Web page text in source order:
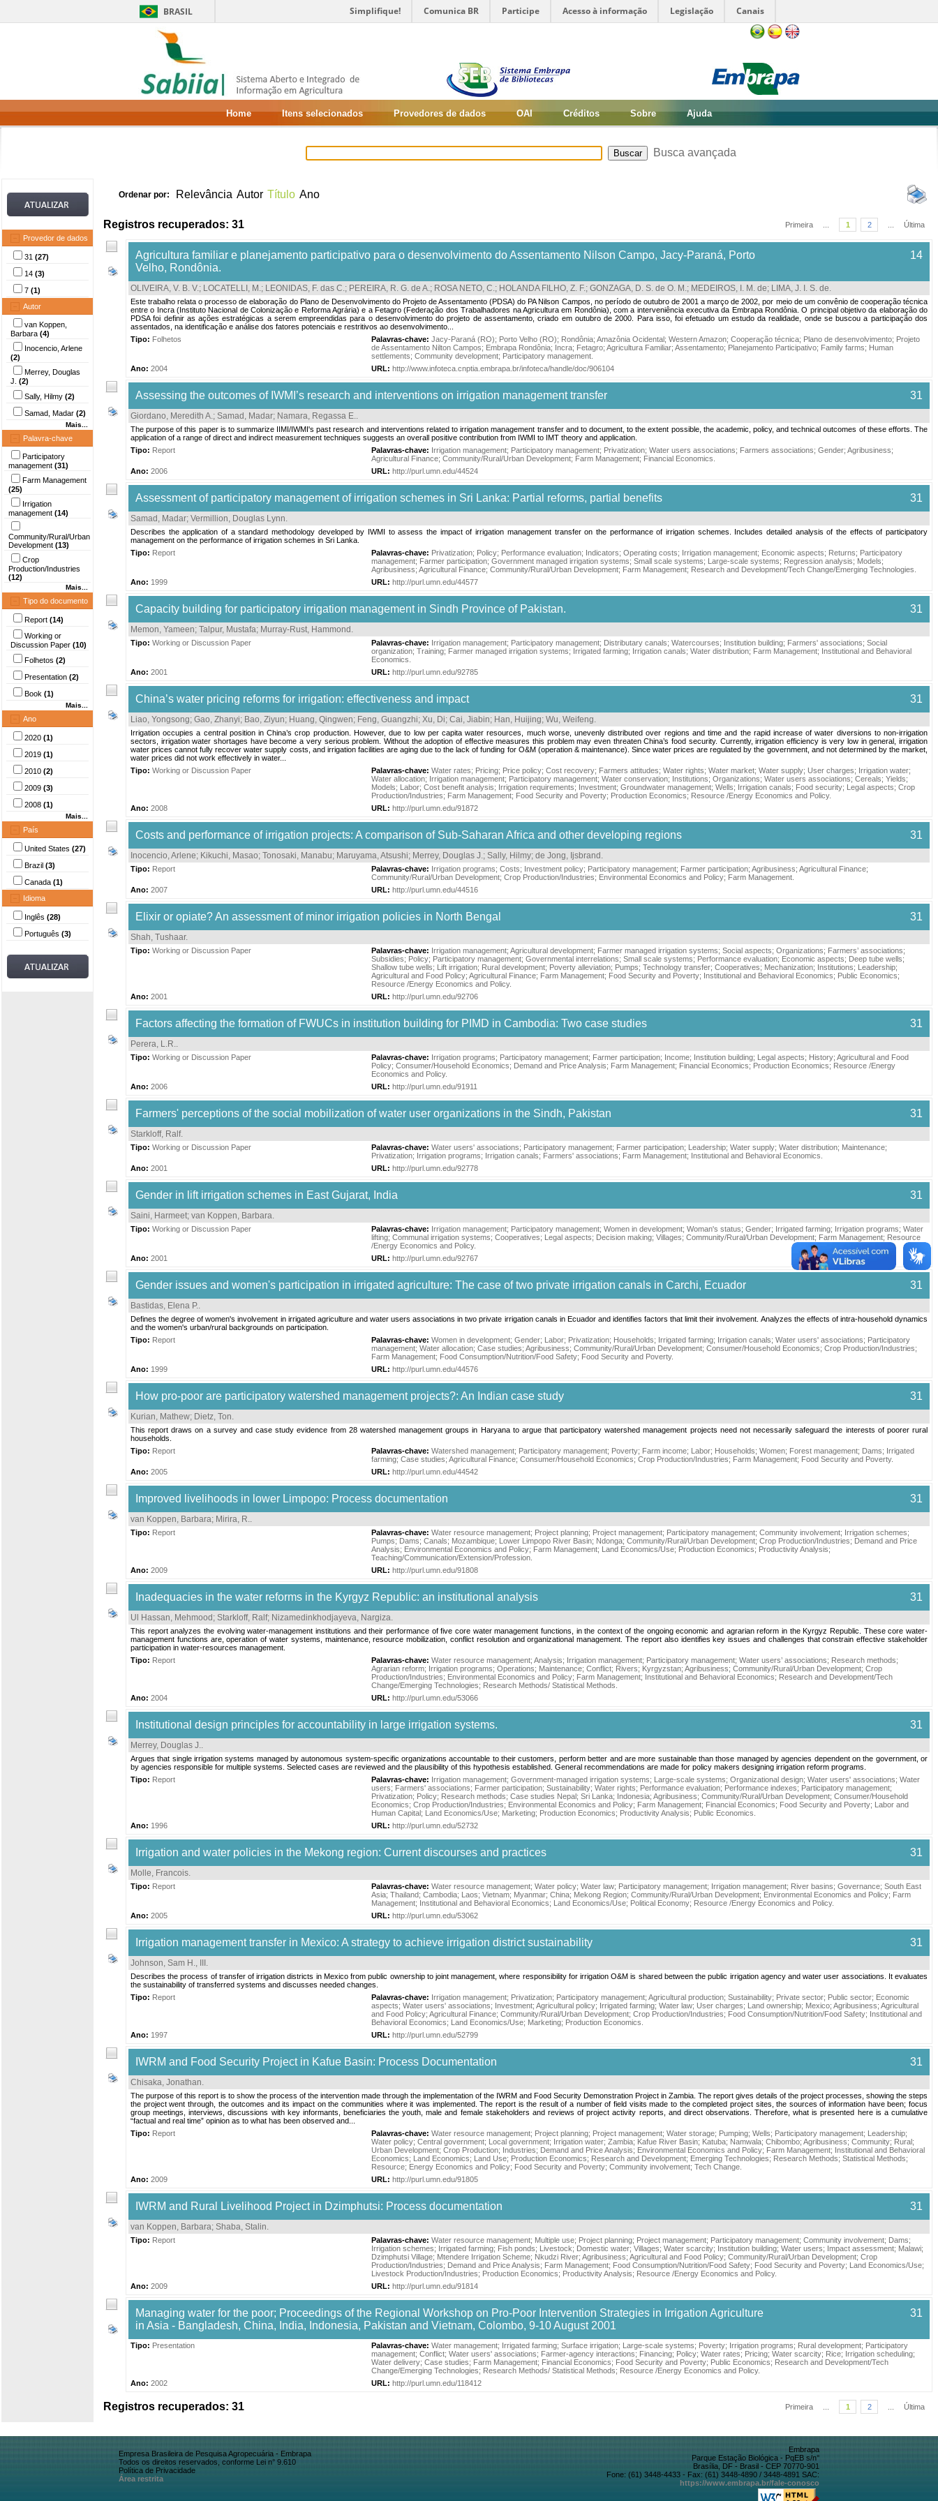
BRASIL Simplifique! Comunica BR Participe Acesso à informação Legislação Canais
Home Itens selecionados Provedores de dados OAI Créditos Sobre Ajuda
Busca avançada
Provedor de dados
31 (27)
14 (3)
7 (1)
Autor
van Koppen,
Barbara (4)
Inocencio, Arlene
(2)
Merrey, Douglas
J. (2)
Sally, Hilmy (2)
Samad, Madar (2)
Mais...
Palavra-chave
Participatory
management (31)
Farm Management
(25)
Irrigation
management (14)
Community/Rural/Urban
Development (13)
Crop
Production/Industries
(12)
Mais...
Tipo do documento
Report (14)
Working or
Discussion Paper (10)
Folhetos (2)
Presentation (2)
Book (1)
Mais...
Ano
2020 (1)
2019 (1)
2010 (2)
2009 (3)
2008 (1)
Mais...
País
United States (27)
Brazil (3)
Canada (1)
Idioma
Inglês (28)
Português (3)
Ordenar por: Relevância Autor Título Ano
Registros recuperados: 31 Primeira 1 2 Última
Agricultura familiar e planejamento participativo para o desenvolvimento do Assentamento Nilson Campo, Jacy-Paraná, Porto
Velho, Rondônia.
14
OLIVEIRA, V. B. V.; LOCATELLI, M.; LEONIDAS, F. das C.; PEREIRA, R. G. de A.; ROSA NETO, C.; HOLANDA FILHO, Z. F.; GONZAGA, D. S. de O. M.; MEDEIROS, I. M. de; LIMA, J. I. S. de.
Este trabalho relata o processo de elaboração do Plano de Desenvolvimento do Projeto de Assentamento (PDSA) do PA Nilson Campos, no período de outubro de 2001 a março de 2002, por meio de um convênio de cooperação técnica
entre o Incra (Instituto Nacional de Colonização e Reforma Agrária) e a Fetagro (Federação dos Trabalhadores na Agricultura em Rondônia), com a interveniência executiva da Embrapa Rondônia. O principal objetivo da elaboração do
PDSA foi definir as ações estratégicas a serem empreendidas para o desenvolvimento do projeto de assentamento, criado em outubro de 2000. Para isso, foi efetuado um estudo da realidade, onde se buscou a participação dos
assentados, na identificação e análise dos fatores potenciais e restritivos ao desenvolvimento...
Tipo: Folhetos Palavras-chave: Jacy-Paraná (RO); Porto Velho (RO); Rondônia; Amazônia Ocidental; Western Amazon; Cooperação técnica; Plano de desenvolvimento; Projeto
de Assentamento Nilton Campos; Embrapa Rondônia; Incra; Fetagro; Agricultura Familiar; Assentamento; Planejamento Participativo; Family farms; Human
settlements; Community development; Participatory management
Ano: 2004 URL: http://www.infoteca.cnptia.embrapa.br/infoteca/handle/doc/906104
Assessing the outcomes of IWMI’s research and interventions on irrigation management transfer 31
Giordano, Meredith A.; Samad, Madar; Namara, Regassa E..
The purpose of this paper is to summarize IIMI/IWMI's past research and interventions related to irrigation management transfer and to document, to the extent possible, the academic, policy, and technical outcomes of these efforts. The
application of a range of direct and indirect measurement techniques suggests an overall positive contribution from IWMI to IMT theory and application.
Tipo: Report Palavras-chave: Irrigation management; Participatory management; Privatization; Water users associations; Farmers associations; Gender; Agribusiness;
Agricultural Finance; Community/Rural/Urban Development; Farm Management; Financial Economics
Ano: 2006 URL: http://purl.umn.edu/44524
Assessment of participatory management of irrigation schemes in Sri Lanka: Partial reforms, partial benefits 31
Samad, Madar; Vermillion, Douglas Lynn.
Describes the application of a standard methodology developed by IWMI to assess the impact of irrigation management transfer on the performance of irrigation schemes. Includes detailed analysis of the effects of participatory
management on the performance of irrigation schemes in Sri Lanka.
Tipo: Report Palavras-chave: Privatization; Policy; Performance evaluation; Indicators; Operating costs; Irrigation management; Economic aspects; Returns; Participatory
management; Farmer participation; Government managed irrigation systems; Small scale systems; Large-scale systems; Regression analysis; Models;
Agribusiness; Agricultural Finance; Community/Rural/Urban Development; Farm Management; Research and Development/Tech Change/Emerging Technologies
Ano: 1999 URL: http://purl.umn.edu/44577
Capacity building for participatory irrigation management in Sindh Province of Pakistan. 31
Memon, Yameen; Talpur, Mustafa; Murray-Rust, Hammond .
Tipo: Working or Discussion Paper Palavras-chave: Irrigation management; Participatory management; Distributary canals; Watercourses; Institution building; Farmers' associations; Social
organization; Training; Farmer managed irrigation systems; Irrigated farming; Irrigation canals; Water distribution; Farm Management; Institutional and Behavioral
Economics
Ano: 2001 URL: http://purl.umn.edu/92785
China’s water pricing reforms for irrigation: effectiveness and impact 31
Liao, Yongsong; Gao, Zhanyi; Bao, Ziyun; Huang, Qingwen; Feng, Guangzhi; Xu, Di; Cai, Jiabin; Han, Huijing; Wu, Weifeng.
Irrigation occupies a central position in China’s crop production. However, due to low per capita water resources, much worse, unevenly distributed over regions and time and the rapid increase of water diversions to non-irrigation
sectors, irrigation water shortages have become a very serious problem. Without the adoption of effective measures this problem may even threaten China’s food security. Currently, irrigation efficiency is very low in general, irrigation
water prices cannot fully recover water supply costs, and irrigation facilities are aging due to the lack of funding for O&M (operation & maintenance). Since water prices are regulated by the government, and not determined by the market,
water prices did not work effectively in water...
Tipo: Working or Discussion Paper Palavras-chave: Water rates; Pricing; Price policy; Cost recovery; Farmers attitudes; Water rights; Water market; Water supply; User charges; Irrigation water;
Water allocation; Irrigation management; Participatory management; Water conservation; Institutions; Organizations; Water users associations; Cereals; Yields;
Models; Labor; Cost benefit analysis; Irrigation requirements; Investment; Groundwater management; Wells; Irrigation canals; Food security; Legal aspects; Crop
Production/Industries; Farm Management; Food Security and Poverty; Production Economics; Resource /Energy Economics and Policy.
Ano: 2008 URL: http://purl.umn.edu/91872
Costs and performance of irrigation projects: A comparison of Sub-Saharan Africa and other developing regions 31
Inocencio, Arlene; Kikuchi, Masao; Tonosaki, Manabu; Maruyama, Atsushi; Merrey, Douglas J.; Sally, Hilmy; de Jong, Ijsbrand .
Tipo: Report Palavras-chave: Irrigation programs; Costs; Investment policy; Participatory management; Farmer participation; Agribusiness; Agricultural Finance;
Community/Rural/Urban Development; Crop Production/Industries; Environmental Economics and Policy; Farm Management
Ano: 2007 URL: http://purl.umn.edu/44516
Elixir or opiate? An assessment of minor irrigation policies in North Bengal 31
Shah, Tushaar.
Tipo: Working or Discussion Paper Palavras-chave: Irrigation management; Agricultural development; Farmer managed irrigation systems; Social aspects; Organizations; Farmers’ associations;
Subsidies; Policy; Participatory management; Governmental interrelations; Small scale systems; Performance evaluation; Economic aspects; Deep tube wells;
Shallow tube wells; Lift irrigation; Rural development; Poverty alleviation; Pumps; Technology transfer; Cooperatives; Mechanization; Institutions; Leadership;
Agricultural and Food Policy; Agricultural Finance; Farm Management; Food Security and Poverty; Institutional and Behavioral Economics; Public Economics;
Resource /Energy Economics and Policy.
Ano: 2001 URL: http://purl.umn.edu/92706
Factors affecting the formation of FWUCs in institution building for PIMD in Cambodia: Two case studies 31
Perera, L.R..
Tipo: Working or Discussion Paper Palavras-chave: Irrigation programs; Participatory management; Farmer participation; Income; Institution building; Legal aspects; History; Agricultural and Food
Policy; Consumer/Household Economics; Demand and Price Analysis; Farm Management; Financial Economics; Production Economics; Resource /Energy
Economics and Policy.
Ano: 2006 URL: http://purl.umn.edu/91911
Farmers' perceptions of the social mobilization of water user organizations in the Sindh, Pakistan 31
Starkloff, Ralf.
Tipo: Working or Discussion Paper Palavras-chave: Water users' associations; Participatory management; Farmer participation; Leadership; Water supply; Water distribution; Maintenance;
Privatization; Irrigation programs; Irrigation canals; Farmers' associations; Farm Management; Institutional and Behavioral Economics
Ano: 2001 URL: http://purl.umn.edu/92778
Gender in lift irrigation schemes in East Gujarat, India 31
Saini, Harmeet; van Koppen, Barbara.
Tipo: Working or Discussion Paper Palavras-chave: Irrigation management; Participatory management; Women in development; Woman's status; Gender; Irrigated farming; Irrigation programs; Water
lifting; Communal irrigation systems; Cooperatives; Legal aspects; Decision making; Villages; Community/Rural/Urban Development; Farm Management; Resource
/Energy Economics and Policy.
Ano: 2001 URL: http://purl.umn.edu/92767
Gender issues and women's participation in irrigated agriculture: The case of two private irrigation canals in Carchi, Ecuador 31
Bastidas, Elena P..
Defines the degree of women's involvement in irrigated agriculture and water users associations in two private irrigation canals in Ecuador and identifies factors that limit their involvement. Analyzes the effects of intra-household dynamics
and the women's urban/rural backgrounds on participation.
Tipo: Report Palavras-chave: Women in development; Gender; Labor; Privatization; Households; Irrigated farming; Irrigation canals; Water users' associations; Participatory
management; Water allocation; Case studies; Agribusiness; Community/Rural/Urban Development; Consumer/Household Economics; Crop Production/Industries;
Farm Management; Food Consumption/Nutrition/Food Safety; Food Security and Poverty.
Ano: 1999 URL: http://purl.umn.edu/44576
How pro-poor are participatory watershed management projects?: An Indian case study 31
Kurian, Mathew; Dietz, Ton.
This report draws on a survey and case study evidence from 28 watershed management groups in Haryana to argue that participatory watershed management projects need not necessarily safeguard the interests of poorer rural
households.
Tipo: Report Palavras-chave: Watershed management; Participatory management; Poverty; Farm income; Labor; Households; Women; Forest management; Dams; Irrigated
farming; Case studies; Agricultural Finance; Consumer/Household Economics; Crop Production/Industries; Farm Management; Food Security and Poverty.
Ano: 2005 URL: http://purl.umn.edu/44542
Improved livelihoods in lower Limpopo: Process documentation 31
van Koppen, Barbara; Mirira, R..
Tipo: Report Palavras-chave: Water resource management; Project planning; Project management; Participatory management; Community involvement; Irrigation schemes;
Pumps; Dams; Canals; Mozambique; Lower Limpopo River Basin; Ndonga; Community/Rural/Urban Development; Crop Production/Industries; Demand and Price
Analysis; Environmental Economics and Policy; Farm Management; Land Economics/Use; Production Economics; Productivity Analysis;
Teaching/Communication/Extension/Profession
Ano: 2009 URL: http://purl.umn.edu/91808
Inadequacies in the water reforms in the Kyrgyz Republic: an institutional analysis 31
Ul Hassan, Mehmood ; Starkloff, Ralf; Nizamedinkhodjayeva, Nargiza.
This report analyzes the evolving water-management institutions and their performance of five core water management functions, in the context of the ongoing economic and agrarian reform in the Kyrgyz Republic. These core water-
management functions are, operation of water systems, maintenance, resource mobilization, conflict resolution and organizational management. The report also identifies key issues and challenges that constrain effective stakeholder
participation in water-resources management.
Tipo: Report Palavras-chave: Water resource management; Analysis; Irrigation management; Participatory management; Water users’ associations; Research methods;
Agrarian reform; Irrigation programs; Operations; Maintenance; Conflict; Rivers; Kyrgyzstan; Agribusiness; Community/Rural/Urban Development; Crop
Production/Industries; Environmental Economics and Policy; Farm Management; Institutional and Behavioral Economics; Research and Development/Tech
Change/Emerging Technologies; Research Methods/ Statistical Methods
Ano: 2004 URL: http://purl.umn.edu/53066
Institutional design principles for accountability in large irrigation systems. 31
Merrey, Douglas J..
Argues that single irrigation systems managed by autonomous system-specific organizations accountable to their customers, perform better and are more sustainable than those managed by agencies dependent on the government, or
by agencies responsible for multiple systems. Selected cases are reviewed and the plausibility of this hypothesis established. General recommendations are made for policy makers designing irrigation reform programs.
Tipo: Report Palavras-chave: Irrigation management; Government-managed irrigation systems; Large-scale systems; Organizational design; Water users' associations; Water
users; Farmers' associations; Farmer participation; Sustainability; Water rights; Performance evaluation; Performance indexes; Participatory management;
Privatization; Policy; Research methods; Case studies Nepal; Sri Lanka; Indonesia; Agribusiness; Community/Rural/Urban Development; Consumer/Household
Economics; Crop Production/Industries; Environmental Economics and Policy; Farm Management; Financial Economics; Food Security and Poverty; Labor and
Human Capital; Land Economics/Use; Marketing; Production Economics; Productivity Analysis; Public Economics
Ano: 1996 URL: http://purl.umn.edu/52732
Irrigation and water policies in the Mekong region: Current discourses and practices 31
Molle, Francois.
Tipo: Report Palavras-chave: Water resource management; Water policy; Water law; Participatory management; Irrigation management; River basins; Governance; South East
Asia; Thailand; Cambodia; Laos; Vietnam; Myanmar; China; Mekong Region; Community/Rural/Urban Development; Environmental Economics and Policy; Farm
Management; Institutional and Behavioral Economics; Land Economics/Use; Political Economy; Resource /Energy Economics and Policy.
Ano: 2005 URL: http://purl.umn.edu/53062
Irrigation management transfer in Mexico: A strategy to achieve irrigation district sustainability 31
Johnson, Sam H., III .
Describes the process of transfer of irrigation districts in Mexico from public ownership to joint management, where responsibility for irrigation O&M is shared between the public irrigation agency and water user associations. It evaluates
the sustainability of transferred systems and discusses needed changes.
Tipo: Report Palavras-chave: Irrigation management; Privatization; Participatory management; Agricultural production; Sustainability; Private sector; Public sector; Economic
aspects; Water users' associations; Investment; Agricultural policy; Irrigated farming; Water law; User charges; Land ownership; Mexico; Agribusiness; Agricultural
and Food Policy; Agricultural Finance; Community/Rural/Urban Development; Crop Production/Industries; Food Consumption/Nutrition/Food Safety; Institutional and
Behavioral Economics; Land Economics/Use; Marketing; Production Economics
Ano: 1997 URL: http://purl.umn.edu/52799
IWRM and Food Security Project in Kafue Basin: Process Documentation 31
Chisaka, Jonathan.
The purpose of this report is to show the process of the intervention made through the implementation of the IWRM and Food Security Demonstration Project in Zambia. The report gives details of the project processes, showing the steps
the project went through, the outcomes and its impact on the communities where it was implemented. The report is the result of a number of field visits made to the completed project sites, the sources of information have been; focus
group meetings, interviews, discussions with key informants, beneficiaries the youth, male and female stakeholders and reviews of project activity reports, and direct observations. Therefore, what is presented here is a cumulative
“factual and real time” opinion as to what has been observed and...
Tipo: Report Palavras-chave: Water resource management; Project planning; Project management; Water storage; Pumping; Wells; Participatory management; Leadership;
Water policy; Central government; Local government; Irrigation water; Zambia; Kafue River Basin; Katuba; Namwala; Chibombo; Agribusiness; Community; Rural;
Urban Development; Crop Production; Industries; Demand and Price Analysis; Environmental Economics and Policy; Farm Management; Institutional and Behavioral
Economics; Land Economics; Land Use; Production Economics; Research and Development; Emerging Technologies; Research Methods; Statistical Methods;
Resource; Energy Economics and Policy; Food Security and Poverty; Community involvement; Tech Change
Ano: 2009 URL: http://purl.umn.edu/91805
IWRM and Rural Livelihood Project in Dzimphutsi: Process documentation 31
van Koppen, Barbara; Shaba, Stalin.
Tipo: Report Palavras-chave: Water resource management; Multiple use; Project planning; Project management; Participatory management; Community involvement; Dams;
Irrigation schemes; Irrigated farming; Fish ponds; Livestock; Domestic water; Villages; Water scarcity; Institution building; Water users; Impact assessment; Malawi;
Dzimphutsi Village; Mtendere Irrigation Scheme; Nkudzi River; Agribusiness; Agricultural and Food Policy; Community/Rural/Urban Development; Crop
Production/Industries; Demand and Price Analysis; Farm Management; Food Consumption/Nutrition/Food Safety; Food Security and Poverty; Land Economics/Use;
Livestock Production/Industries; Production Economics; Productivity Analysis; Resource /Energy Economics and Policy.
Ano: 2009 URL: http://purl.umn.edu/91814
Managing water for the poor; Proceedings of the Regional Workshop on Pro-Poor Intervention Strategies in Irrigation Agriculture
in Asia - Bangladesh, China, India, Indonesia, Pakistan and Vietnam, Colombo, 9-10 August 2001
31
Tipo: Presentation Palavras-chave: Water management; Irrigated farming; Surface irrigation; Large-scale systems; Poverty; Irrigation programs; Rural development; Participatory
management; Conflict; Water users' associations; Farmer-agency interactions; Financing; Policy; Water rates; Pricing; Water scarcity; Rice; Irrigation scheduling;
Water delivery; Case studies; Farm Management; Financial Economics; Food Security and Poverty; Public Economics; Research and Development/Tech
Change/Emerging Technologies; Research Methods/ Statistical Methods; Resource /Energy Economics and Policy.
Ano: 2002 URL: http://purl.umn.edu/118412
Registros recuperados: 31 Primeira 1 2 Última
Empresa Brasileira de Pesquisa Agropecuária - Embrapa
Todos os direitos reservados, conforme Lei n° 9.610
Política de Privacidade
Área restrita
Embrapa
Parque Estação Biológica - PqEB s/n°
Brasília, DF - Brasil - CEP 70770-901
Fone: (61) 3448-4433 - Fax: (61) 3448-4890 / 3448-4891 SAC:
https://www.embrapa.br/fale-conosco